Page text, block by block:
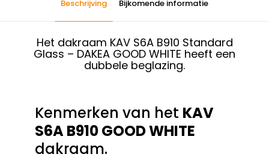
Beschrijving Bijkomende informatie
Het dakraam KAV S6A B910 Standard
Glass – DAKEA GOOD WHITE heeft een
dubbele beglazing.
Kenmerken van het KAV
S6A B910 GOOD WHITE
dakraam.